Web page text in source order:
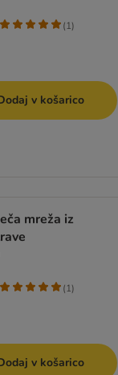
(1)
v košarico
mreža iz
(1)
v košarico